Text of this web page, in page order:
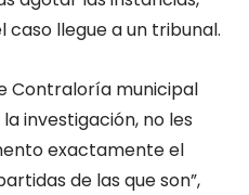
caso llegue a un tribunal.
Contraloría municipal
investigación, no les
exactamente el
de las que son”,